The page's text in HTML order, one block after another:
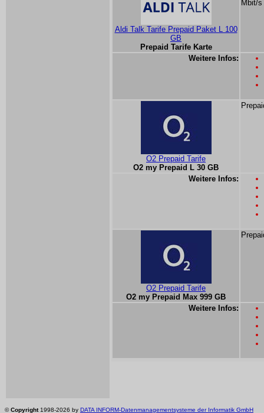
Aldi Talk Tarife Prepaid Paket L 100
GB
Prepaid Tarife Karte
Mbit/s
Weitere Infos:
O2 Prepaid Tarife
O2 my Prepaid L 30 GB
Weitere Infos:
O2 Prepaid Tarife
O2 my Prepaid Max 999 GB
Weitere Infos:
©Copyright1998-2026 by DATA INFORM-Datenmanagementsysteme der Informatik GmbH